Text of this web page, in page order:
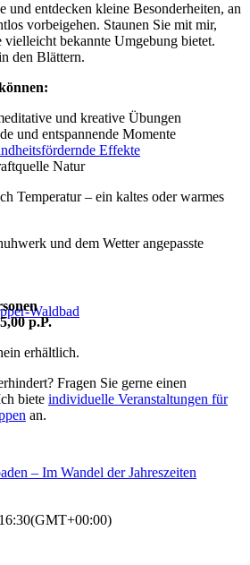
Waldbad
– Im Wandel der Jahreszeiten
und entdecken kleine Besonderheiten, an
vorbeigehen. Staunen Sie mit mir,
vielleicht bekannte Umgebung bietet.
den Blättern.
und kreative Übungen
und entspannende Momente
Effekte
Natur
Temperatur – ein kaltes oder warmes
und dem Wetter angepasste
p.P.
erhältlich.
Fragen Sie gerne einen
biete individuelle Veranstaltungen für
an.
(GMT+00:00)